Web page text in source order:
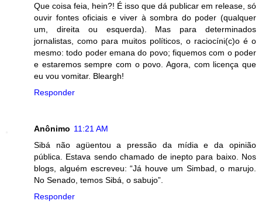
Que coisa feia, hein?! É isso que dá publicar em release, só
ouvir fontes oficiais e viver à sombra do poder (qualquer
um, direita ou esquerda). Mas para determinados
jornalistas, como para muitos políticos, o raciocíni(c)o é o
mesmo: todo poder emana do povo; fiquemos com o poder
e estaremos sempre com o povo. Agora, com licença que
eu vou vomitar. Bleargh!
Responder
Anônimo 11:21 AM
Sibá não agüentou a pressão da mídia e da opinião
pública. Estava sendo chamado de inepto para baixo. Nos
blogs, alguém escreveu: “Já houve um Simbad, o marujo.
No Senado, temos Sibá, o sabujo”.
Responder